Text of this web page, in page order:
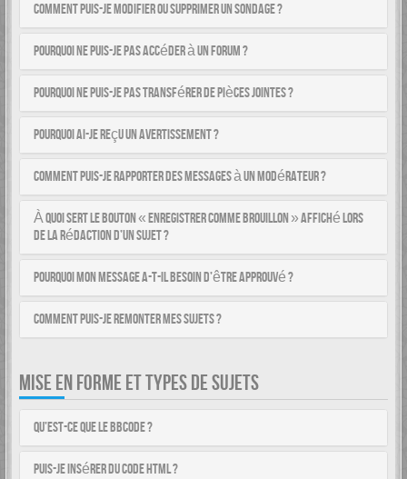
Comment puis-je modifier ou supprimer un sondage ?
Pourquoi ne puis-je pas accéder à un forum ?
Pourquoi ne puis-je pas transférer de pièces jointes ?
Pourquoi ai-je reçu un avertissement ?
Comment puis-je rapporter des messages à un modérateur ?
À quoi sert le bouton « Enregistrer comme brouillon » affiché lors
de la rédaction d’un sujet ?
Pourquoi mon message a-t-il besoin d’être approuvé ?
Comment puis-je remonter mes sujets ?
MISE EN FORME ET TYPES DE SUJETS
Qu’est-ce que le BBCode ?
Puis-je insérer du code HTML ?